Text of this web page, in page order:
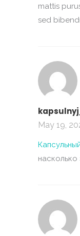
mattis
sed
May 19,
насколько